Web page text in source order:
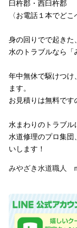
臼杵郡・西臼杵郡
〈お電話１本でど
身の回りでで起きた
水のトラブルなら「
年中無休で駆けつけ
ます。
お見積りは無料です
水まわりのトラブル
水道修理のプロ集
いします！
みやざき水道職人